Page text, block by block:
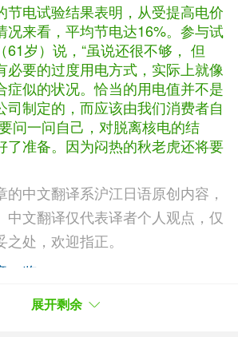
节电试验结果表明，从受提高电价
况来看，平均节电达16%。参与试
61岁）说，“虽说还很不够， 但
必要的过度用电方式，实际上就像
症似的状况。恰当的用电值并不是
司制定的，而应该由我们消费者自
问一问自己，对脱离核电的结
了准备。因为闷热的秋老虎还将要
的中文翻译系沪江日语原创内容，
中文翻译仅代表译者个人观点，仅
处，欢迎指正。
览>>>
集萃 日语翻译
展开剩余